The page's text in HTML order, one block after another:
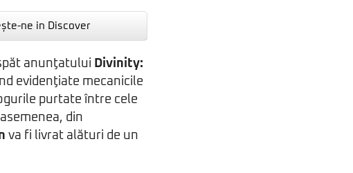
ne in Discover
anunţatului Divinity:
evidenţiate mecanicile
purtate între cele
din
va fi livrat alături de un